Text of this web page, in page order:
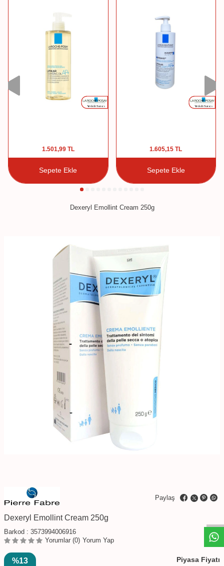
W
h
t
s
a
p
p
D
e
s
e
H
a
t
t
1.501,99TL
Sepete Ekle
1.605,15 TL
Sepete Ekle
Dexeryl Emollint Cream 250g
Paylaş
Dexeryl Emollint Cream 250g
Barkod : 3573994006916
Yorumlar (0) Yorum Yap
%13 Piyasa Fiyatı